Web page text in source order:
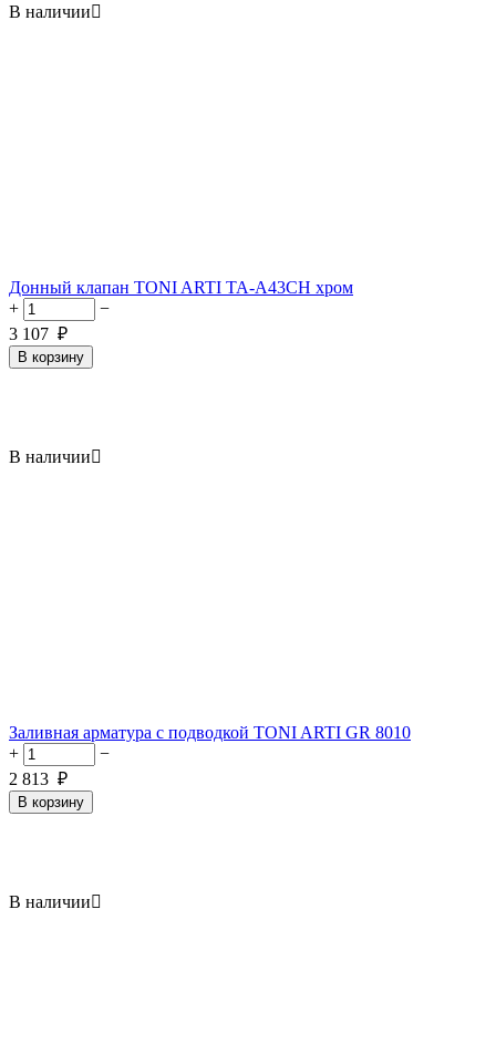
В наличии
Донный клапан TONI ARTI TA-A43CH хром
+
−
3 107 ₽
В корзину
В наличии
Заливная арматура с подводкой TONI ARTI GR 8010
+
−
2 813 ₽
В корзину
В наличии